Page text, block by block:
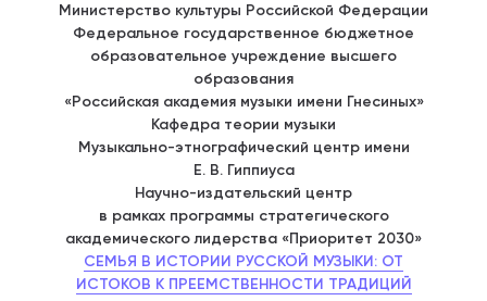
Министерство культуры Российской Федерации
Федеральное государственное бюджетное
образовательное учреждение высшего
образования
«Российская академия музыки имени Гнесиных»
Кафедра теории музыки
Музыкально-этнографический центр имени
Е. В. Гиппиуса
Научно-издательский центр
в рамках программы стратегического
академического лидерства «Приоритет 2030»
СЕМЬЯ В ИСТОРИИ РУССКОЙ МУЗЫКИ: ОТ
ИСТОКОВ К ПРЕЕМСТВЕННОСТИ ТРАДИЦИЙ